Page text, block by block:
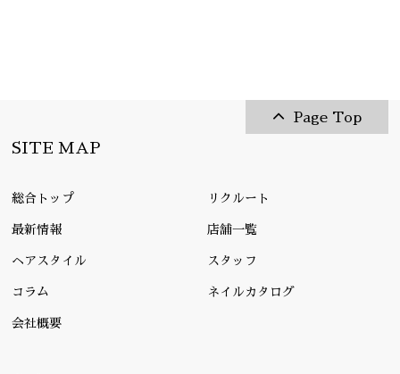
Page Top
SITE MAP
総合トップ リクルート
最新情報 店舗一覧
ヘアスタイル スタッフ
コラム ネイルカタログ
会社概要